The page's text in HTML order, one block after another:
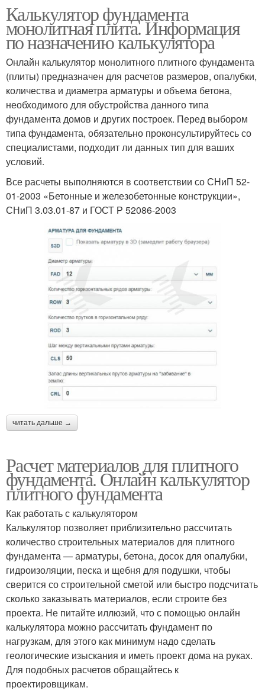
Калькулятор фундамента
монолитная плита. Информация
по назначению калькулятора
Онлайн калькулятор монолитного плитного фундамента
(плиты) предназначен для расчетов размеров, опалубки,
количества и диаметра арматуры и объема бетона,
необходимого для обустройства данного типа
фундамента домов и других построек. Перед выбором
типа фундамента, обязательно проконсультируйтесь со
специалистами, подходит ли данных тип для ваших
условий.
Все расчеты выполняются в соответствии со СНиП 52-
01-2003 «Бетонные и железобетонные конструкции»,
СНиП 3.03.01-87 и ГОСТ Р 52086-2003
читать дальше →
Расчет материалов для плитного
фундамента. Онлайн калькулятор
плитного фундамента
Как работать с калькулятором
Калькулятор позволяет приблизительно рассчитать
количество строительных материалов для плитного
фундамента — арматуры, бетона, досок для опалубки,
гидроизоляции, песка и щебня для подушки, чтобы
сверится со строительной сметой или быстро подсчитать
сколько заказывать материалов, если строите без
проекта. Не питайте иллюзий, что с помощью онлайн
калькулятора можно рассчитать фундамент по
нагрузкам, для этого как минимум надо сделать
геологические изыскания и иметь проект дома на руках.
Для подобных расчетов обращайтесь к
проектировщикам.